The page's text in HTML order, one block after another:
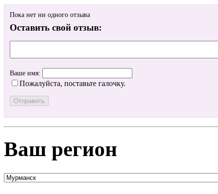
Пока нет ни одного отзыва
Оставить свой отзыв:
Ваше имя:
Пожалуйста, поставьте галочку.
Ваш регион